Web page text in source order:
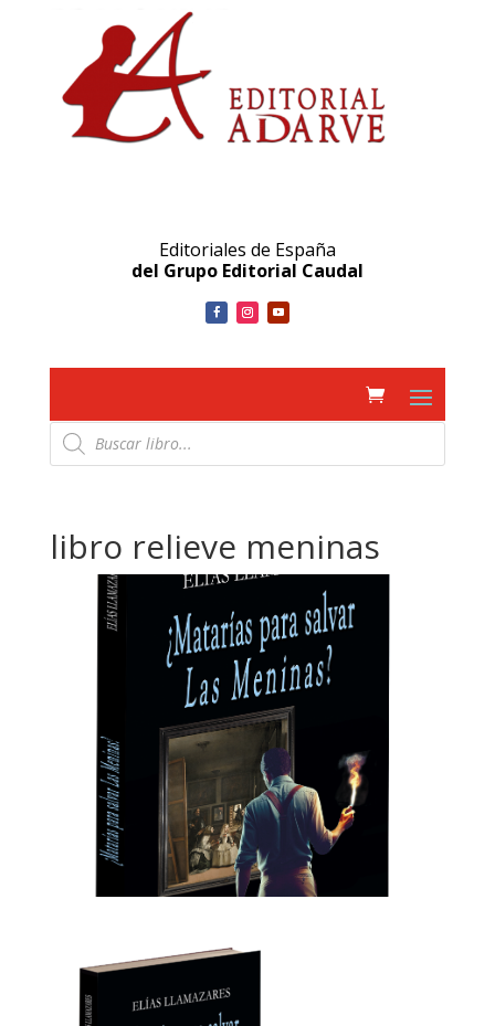
Editoriales de España
del Grupo Editorial Caudal
Búsqueda
de
productos
libro relieve meninas